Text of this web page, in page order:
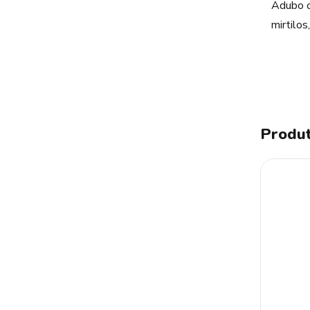
Adubo